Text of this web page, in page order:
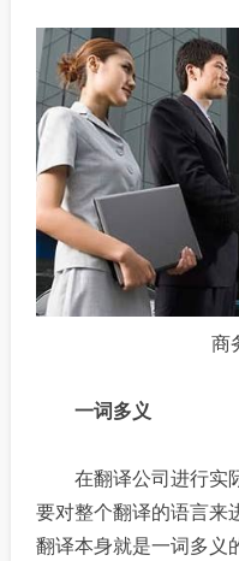
商
一词多义
在翻译公司进行实
要对整个翻译的语言来
翻译本身就是一词多义